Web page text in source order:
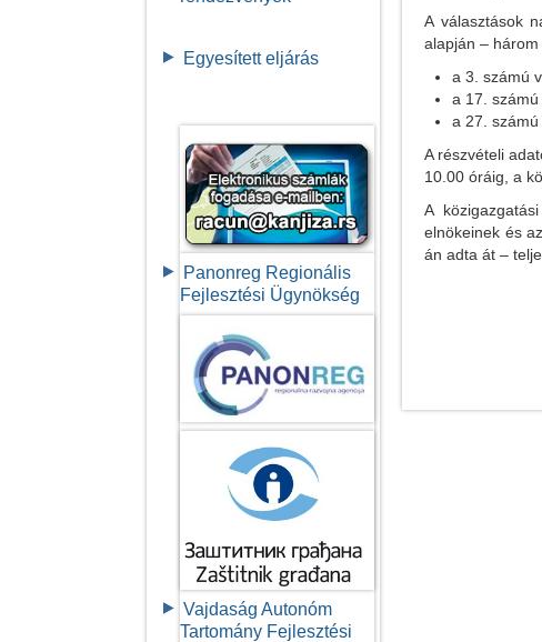
Egyesített eljárás
Panonreg Regionális
Fejlesztési Ügynökség
Vajdaság Autonóm
Tartomány Fejlesztési
A választások
alapján –
a 3. számú
a 17.
a 27.
A részvételi
10.00 óráig, a
A
elnökeinek és
án adta át –